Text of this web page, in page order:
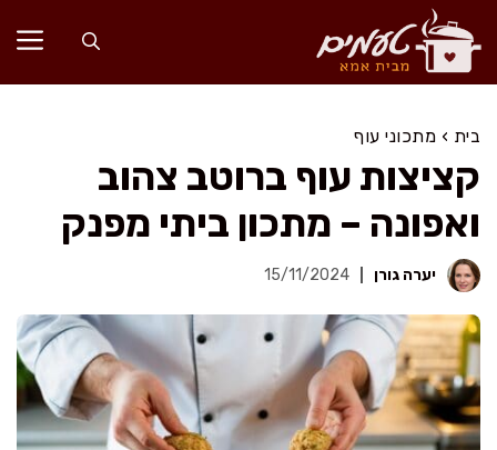
לדלג
לתוכן
בית › מתכוני עוף
קציצות עוף ברוטב צהוב
ואפונה – מתכון ביתי מפנק
יערה גורן 15/11/2024